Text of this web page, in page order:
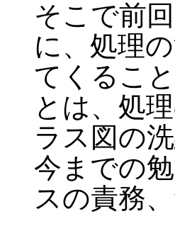
そこで前
に、処理
てくるこ
とは、処
ラス図の
今までの
スの責務